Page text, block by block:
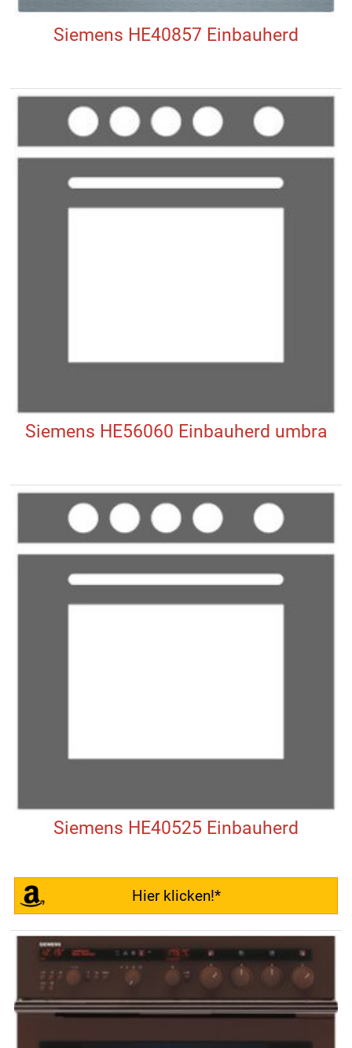
Siemens HE40857 Einbauherd
Siemens HE56060 Einbauherd umbra
Siemens HE40525 Einbauherd
Hier klicken!*